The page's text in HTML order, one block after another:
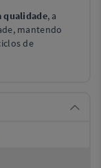
qualidade, a
mantendo
de